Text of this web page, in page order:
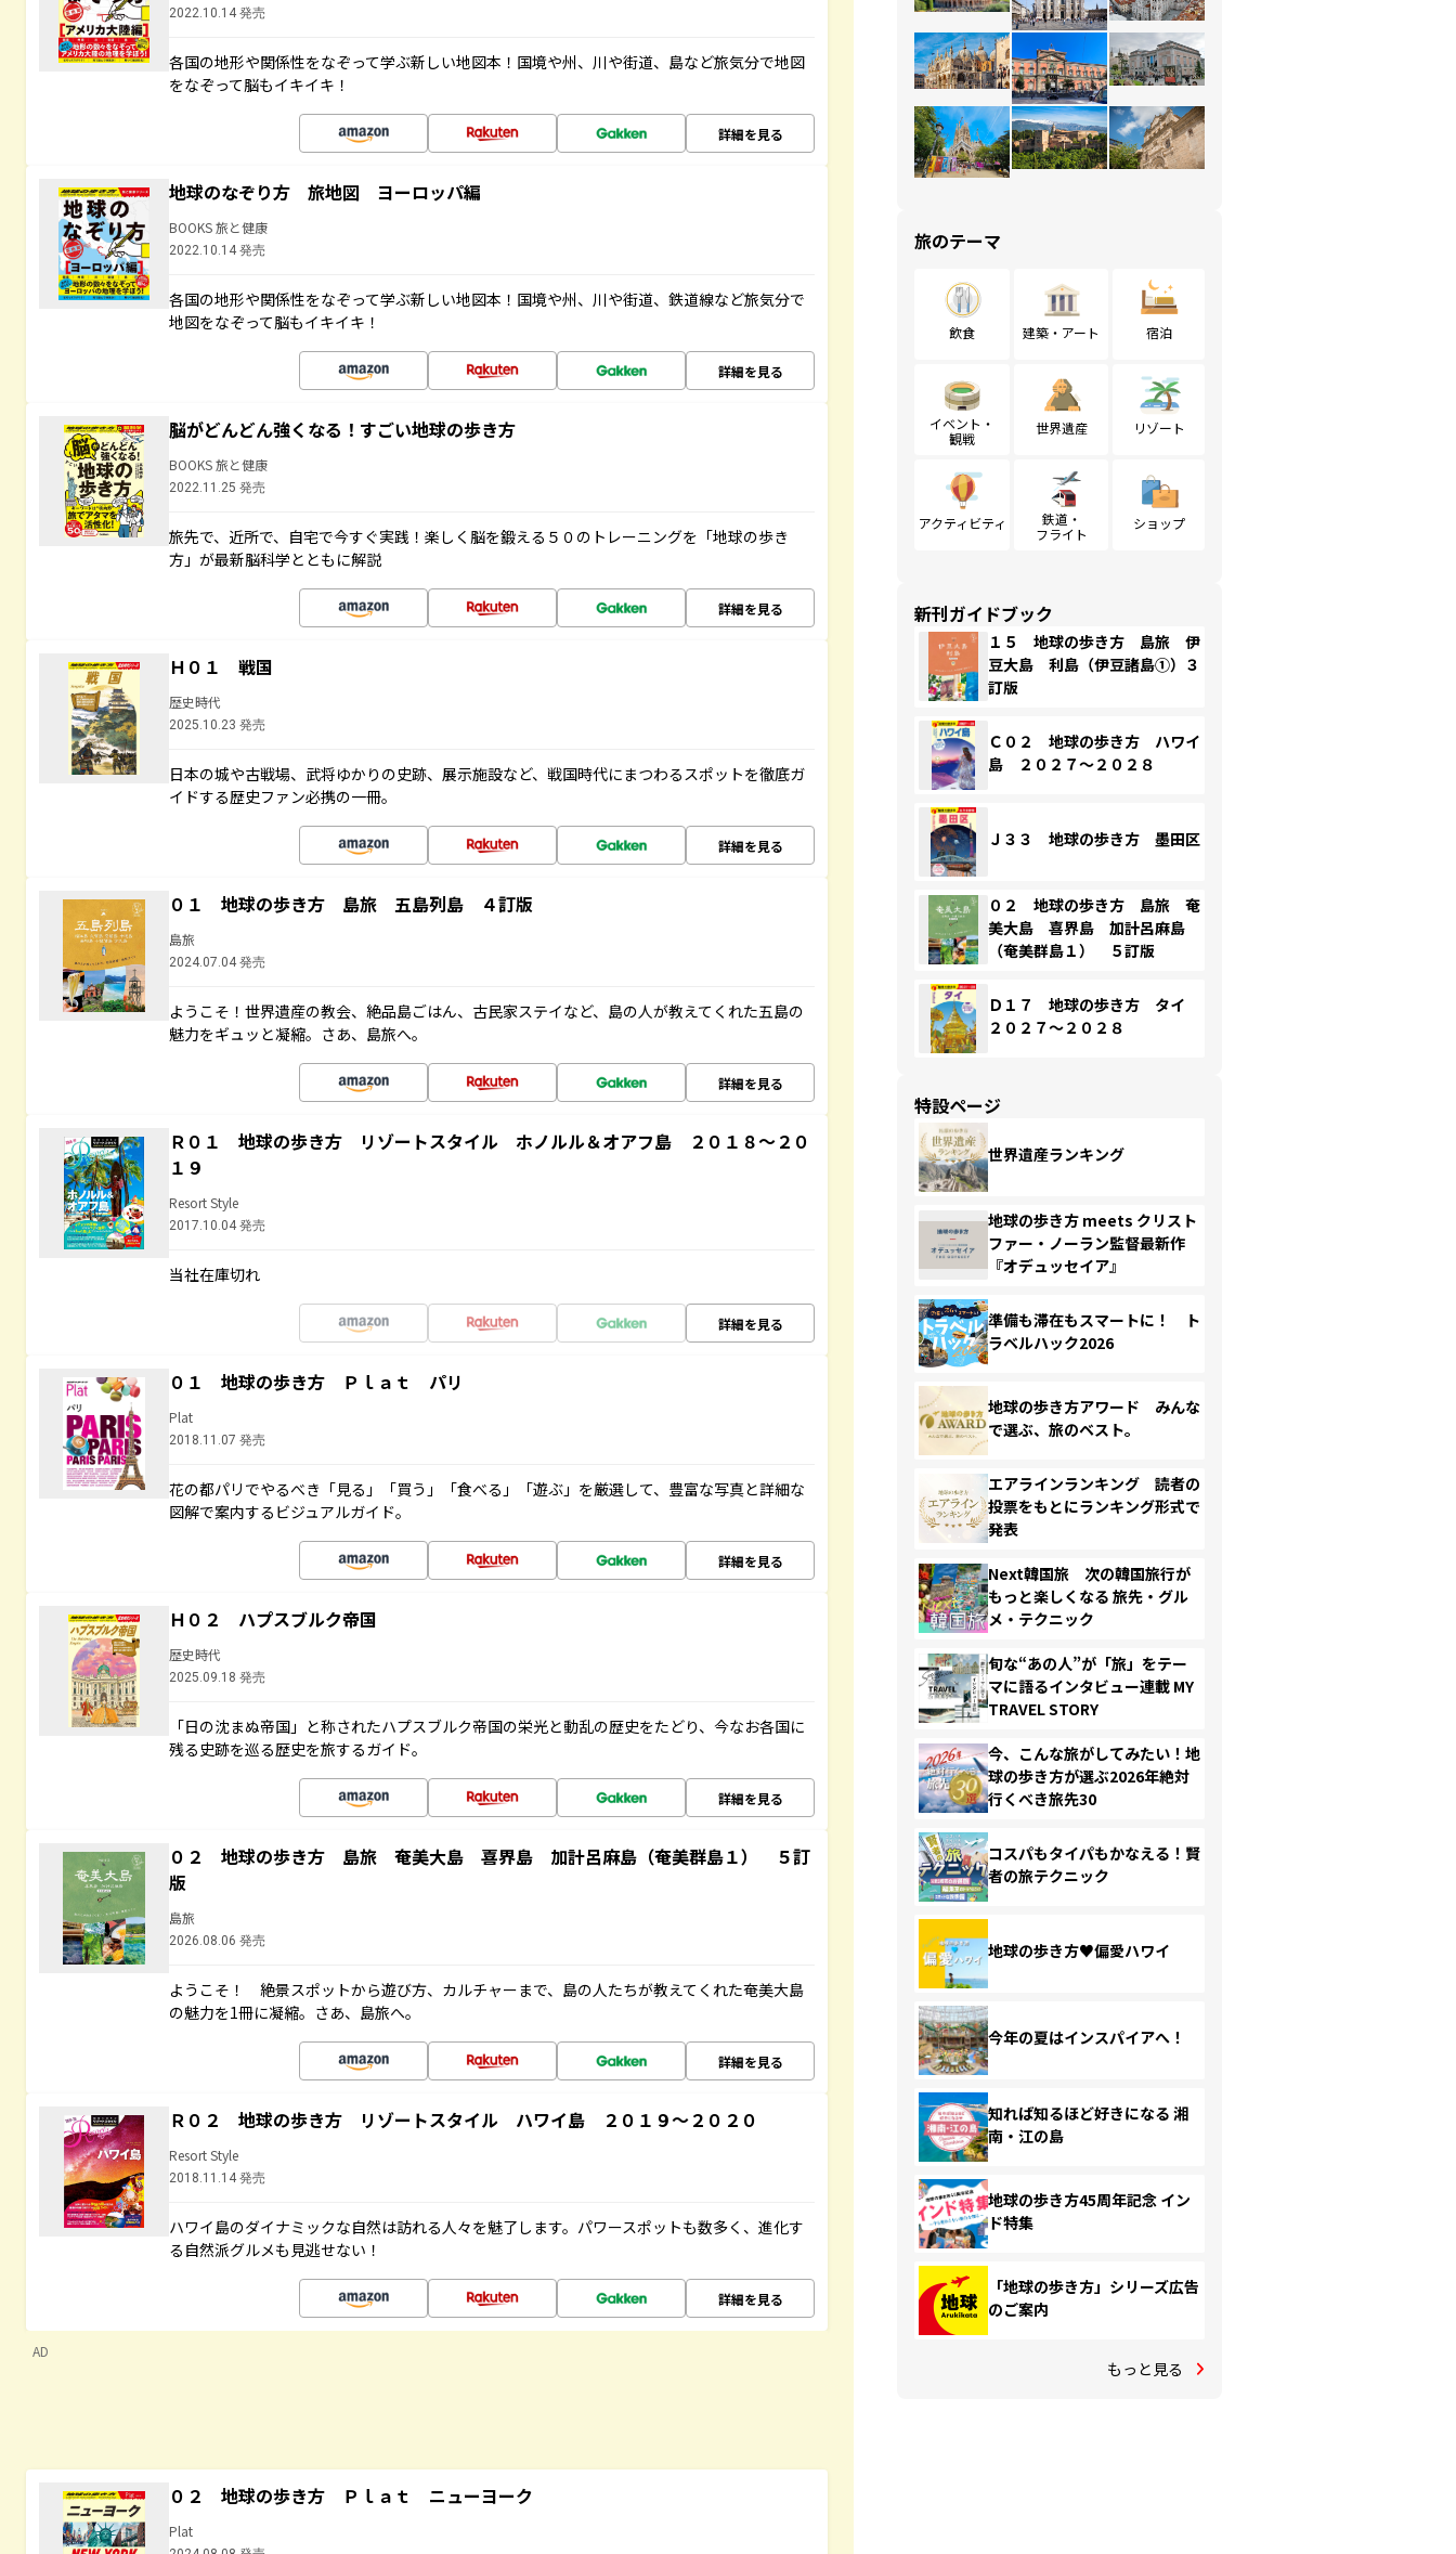
2022.10.14 発売
各国の地形や関係性をなぞって学ぶ新しい地図本！国境や州、川や街道、島など旅気分で地図
をなぞって脳もイキイキ！
詳細を見る
地球のなぞり方 旅地図 ヨーロッパ編
BOOKS 旅と健康
2022.10.14 発売
各国の地形や関係性をなぞって学ぶ新しい地図本！国境や州、川や街道、鉄道線など旅気分で
地図をなぞって脳もイキイキ！
詳細を見る
脳がどんどん強くなる！すごい地球の歩き方
BOOKS 旅と健康
2022.11.25 発売
旅先で、近所で、自宅で今すぐ実践！楽しく脳を鍛える５０のトレーニングを「地球の歩き
方」が最新脳科学とともに解説
詳細を見る
Ｈ０１ 戦国
歴史時代
2025.10.23 発売
日本の城や古戦場、武将ゆかりの史跡、展示施設など、戦国時代にまつわるスポットを徹底ガ
イドする歴史ファン必携の一冊。
詳細を見る
０１ 地球の歩き方 島旅 五島列島 ４訂版
島旅
2024.07.04 発売
ようこそ！世界遺産の教会、絶品島ごはん、古民家ステイなど、島の人が教えてくれた五島の
魅力をギュッと凝縮。さあ、島旅へ。
詳細を見る
Ｒ０１ 地球の歩き方 リゾートスタイル ホノルル＆オアフ島 ２０１８～２０
１９
Resort Style
2017.10.04 発売
当社在庫切れ
詳細を見る
０１ 地球の歩き方 Ｐｌａｔ パリ
Plat
2018.11.07 発売
花の都パリでやるべき「見る」「買う」「食べる」「遊ぶ」を厳選して、豊富な写真と詳細な
図解で案内するビジュアルガイド。
詳細を見る
Ｈ０２ ハプスブルク帝国
歴史時代
2025.09.18 発売
「日の沈まぬ帝国」と称されたハプスブルク帝国の栄光と動乱の歴史をたどり、今なお各国に
残る史跡を巡る歴史を旅するガイド。
詳細を見る
０２ 地球の歩き方 島旅 奄美大島 喜界島 加計呂麻島（奄美群島１） ５訂
版
島旅
2026.08.06 発売
ようこそ！ 絶景スポットから遊び方、カルチャーまで、島の人たちが教えてくれた奄美大島
の魅力を1冊に凝縮。さあ、島旅へ。
詳細を見る
Ｒ０２ 地球の歩き方 リゾートスタイル ハワイ島 ２０１９～２０２０
Resort Style
2018.11.14 発売
ハワイ島のダイナミックな自然は訪れる人々を魅了します。パワースポットも数多く、進化す
る自然派グルメも見逃せない！
詳細を見る
AD
０２ 地球の歩き方 Ｐｌａｔ ニューヨーク
Plat
旅のテーマ
飲食 建築・アート 宿泊
イベント・
観戦
世界遺産 リゾート
アクティビティ
鉄道・
フライト
ショップ
新刊ガイドブック
１５ 地球の歩き方 島旅 伊
豆大島 利島（伊豆諸島①）３
訂版
Ｃ０２ 地球の歩き方 ハワイ
島 ２０２７～２０２８
Ｊ３３ 地球の歩き方 墨田区
０２ 地球の歩き方 島旅 奄
美大島 喜界島 加計呂麻島
（奄美群島１） ５訂版
Ｄ１７ 地球の歩き方 タイ
２０２７～２０２８
特設ページ
世界遺産ランキング
地球の歩き方 meets クリスト
ファー・ノーラン監督最新作
『オデュッセイア』
準備も滞在もスマートに！ ト
ラベルハック2026
地球の歩き方アワード みんな
で選ぶ、旅のベスト。
エアラインランキング 読者の
投票をもとにランキング形式で
発表
Next韓国旅 次の韓国旅行が
もっと楽しくなる 旅先・グル
メ・テクニック
旬な“あの人”が「旅」をテー
マに語るインタビュー連載 MY
TRAVEL STORY
今、こんな旅がしてみたい！地
球の歩き方が選ぶ2026年絶対
行くべき旅先30
コスパもタイパもかなえる！賢
者の旅テクニック
地球の歩き方♥偏愛ハワイ
今年の夏はインスパイアへ！
知れば知るほど好きになる 湘
南・江の島
地球の歩き方45周年記念 イン
ド特集
「地球の歩き方」シリーズ広告
のご案内
もっと見る